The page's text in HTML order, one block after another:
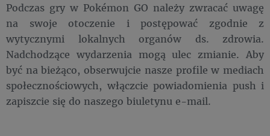
Podczas gry w Pokémon GO należy zwracać uwagę
na swoje otoczenie i postępować zgodnie z
wytycznymi lokalnych organów ds. zdrowia.
Nadchodzące wydarzenia mogą ulec zmianie. Aby
być na bieżąco, obserwujcie nasze profile w mediach
społecznościowych, włączcie powiadomienia push i
zapiszcie się do naszego biuletynu e-mail.